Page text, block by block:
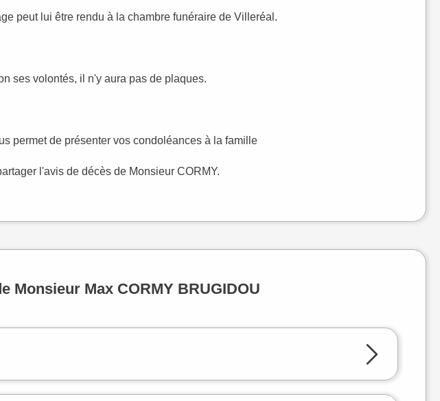
peut lui être rendu à la chambre funéraire de Villeréal.
ses volontés, il n'y aura pas de plaques.
permet de présenter vos condoléances à la famille
l'avis de décès de Monsieur CORMY.
Monsieur Max CORMY BRUGIDOU